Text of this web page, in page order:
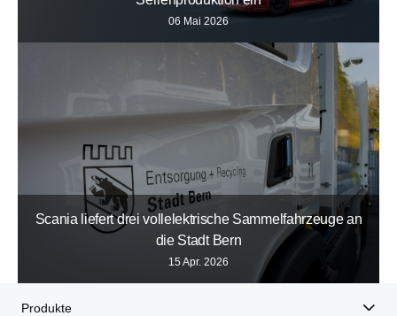
06 Mai 2026
Scania liefert drei vollelektrische Sammelfahrzeuge an
die Stadt Bern
15 Apr. 2026
Produkte